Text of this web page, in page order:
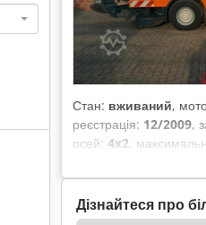
Стан: вживаний,
реєстрація: 12/2009,
осей: 4x2,
вантажного відсіку:4
фільтр сажі,
Дізнайтеся про